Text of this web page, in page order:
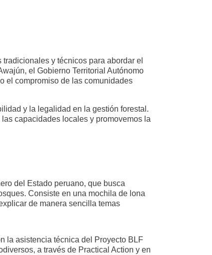
y técnicos para abordar el
el Gobierno Territorial Autónomo
el compromiso de las comunidades
y la legalidad en la gestión forestal.
capacidades locales y promovemos la
del Estado peruano, que busca
Consiste en una mochila de lona
de manera sencilla temas
la asistencia técnica del Proyecto BLF
a través de Practical Action y en